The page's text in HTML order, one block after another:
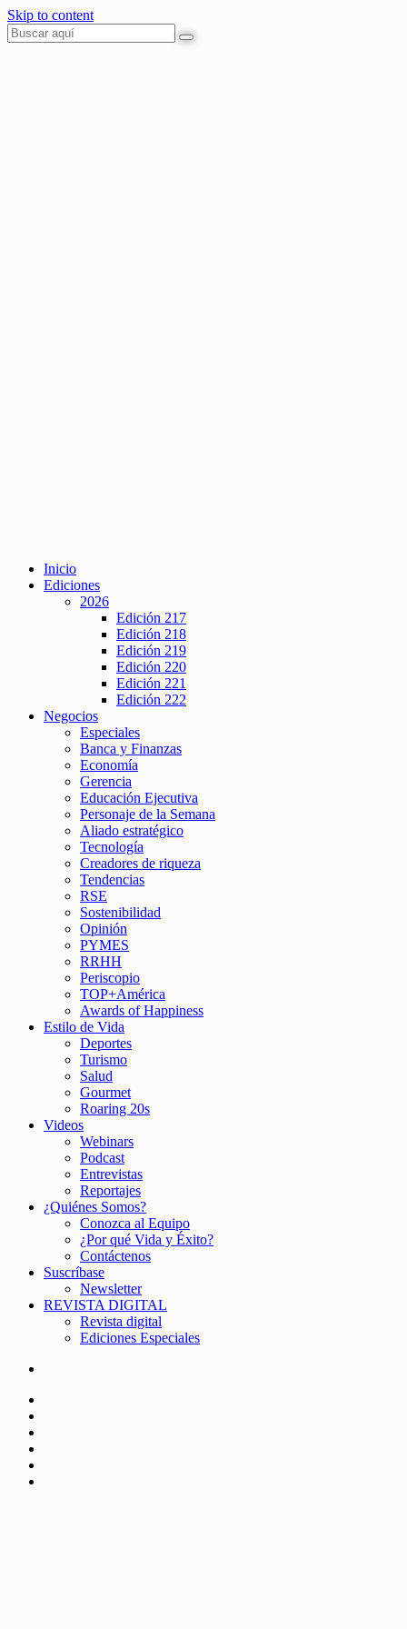
Skip to content
Inicio
Ediciones
2026
Edición 217
Edición 218
Edición 219
Edición 220
Edición 221
Edición 222
Negocios
Especiales
Banca y Finanzas
Economía
Gerencia
Educación Ejecutiva
Personaje de la Semana
Aliado estratégico
Tecnología
Creadores de riqueza
Tendencias
RSE
Sostenibilidad
Opinión
PYMES
RRHH
Periscopio
TOP+América
Awards of Happiness
Estilo de Vida
Deportes
Turismo
Salud
Gourmet
Roaring 20s
Videos
Webinars
Podcast
Entrevistas
Reportajes
¿Quiénes Somos?
Conozca al Equipo
¿Por qué Vida y Éxito?
Contáctenos
Suscríbase
Newsletter
REVISTA DIGITAL
Revista digital
Ediciones Especiales